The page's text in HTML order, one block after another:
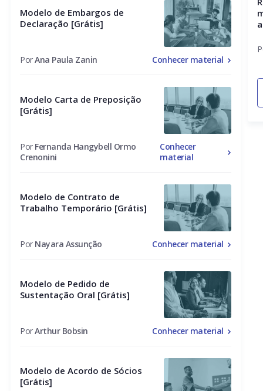
Modelo de Embargos de
Declaração [Grátis]
PorAna Paula Zanin Conhecer material
Modelo Carta de Preposição
[Grátis]
Por Fernanda Hangybell Ormo
Crenonini
Conhecer
material
Modelo de Contrato de
Trabalho Temporário [Grátis]
Por Nayara Assunção Conhecer material
Modelo de Pedido de
Sustentação Oral [Grátis]
PorArthur Bobsin Conhecer material
Modelo de Acordo de Sócios
[Grátis]